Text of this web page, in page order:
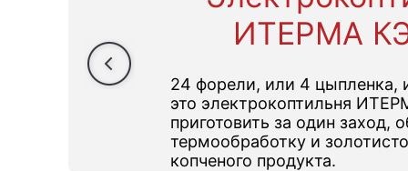
ИТЕРМА
24 форели, или 4 цыпленка,
это электрокоптильня
приготовить за один заход,
термообработку и
копченого продукта.